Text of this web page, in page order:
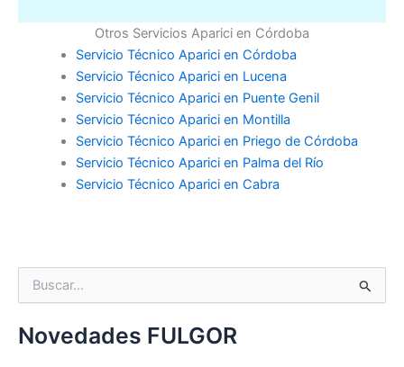
Otros Servicios Aparici en Córdoba
Servicio Técnico Aparici en Córdoba
Servicio Técnico Aparici en Lucena
Servicio Técnico Aparici en Puente Genil
Servicio Técnico Aparici en Montilla
Servicio Técnico Aparici en Priego de Córdoba
Servicio Técnico Aparici en Palma del Río
Servicio Técnico Aparici en Cabra
c
aNovedades FULGOR